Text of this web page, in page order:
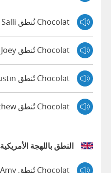
Chocolat تُنطق Salli
Chocolat تُنطق Joey
Chocolat تُنطق Justin
Chocolat تُنطق Matthew
النطق باللهجة الأمريكية
Chocolat تُنطق Amy